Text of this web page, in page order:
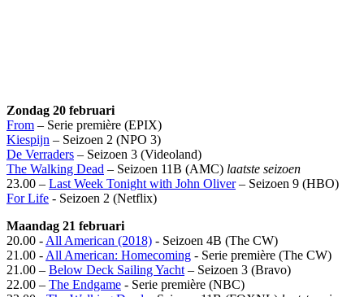
Zondag 20 februari
From – Serie première (EPIX)
Kiespijn – Seizoen 2 (NPO 3)
De Verraders – Seizoen 3 (Videoland)
The Walking Dead – Seizoen 11B (AMC) laatste seizoen
23.00 – Last Week Tonight with John Oliver– Seizoen 9 (HBO)
For Life - Seizoen 2 (Netflix)
Maandag 21 februari
20.00 - All American (2018) - Seizoen 4B (The CW)
21.00 - All American: Homecoming - Serie première (The CW)
21.00 – Below Deck Sailing Yacht – Seizoen 3 (Bravo)
22.00 – The Endgame - Serie première (NBC)